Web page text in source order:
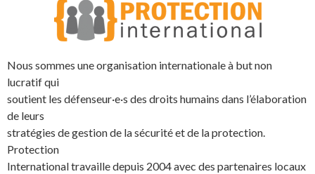
Nous sommes une organisation internationale à but non
lucratif qui
soutient les défenseur·e·s des droits humains dans l’élaboration
de leurs
stratégies de gestion de la sécurité et de la protection.
Protection
International travaille depuis 2004 avec des partenaires locaux